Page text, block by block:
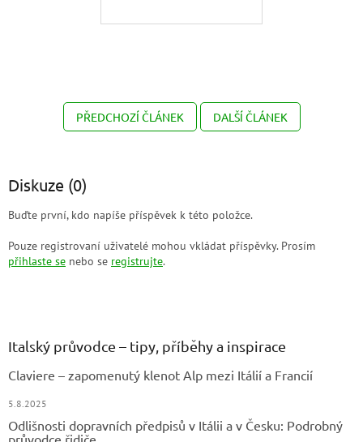
PŘEDCHOZÍ ČLÁNEK DALŠÍ ČLÁNEK
Diskuze (0)
Buďte první, kdo napíše příspěvek k této položce.
Pouze registrovaní uživatelé mohou vkládat příspěvky. Prosím
přihlaste se nebo se registrujte.
Italský průvodce – tipy, příběhy a inspirace
Claviere – zapomenutý klenot Alp mezi Itálií a Francií
5.8.2025
Odlišnosti dopravních předpisů v Itálii a v Česku: Podrobný
průvodce řidiče